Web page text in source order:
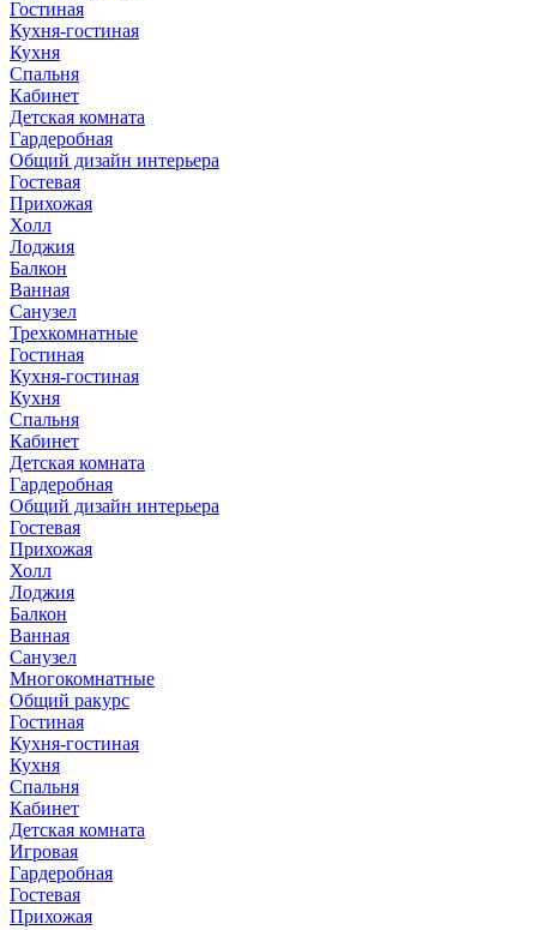
Гостиная
Кухня-гостиная
Кухня
Спальня
Кабинет
Детская комната
Гардеробная
Общий дизайн интерьера
Гостевая
Прихожая
Холл
Лоджия
Балкон
Ванная
Санузел
Трехкомнатные
Гостиная
Кухня-гостиная
Кухня
Спальня
Кабинет
Детская комната
Гардеробная
Общий дизайн интерьера
Гостевая
Прихожая
Холл
Лоджия
Балкон
Ванная
Санузел
Многокомнатные
Общий ракурс
Гостиная
Кухня-гостиная
Кухня
Спальня
Кабинет
Детская комната
Игровая
Гардеробная
Гостевая
Прихожая